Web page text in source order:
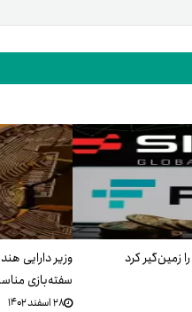
وزیر دارایی
سفته‌بازی
۲۸ اسفند ۱۴۰۲